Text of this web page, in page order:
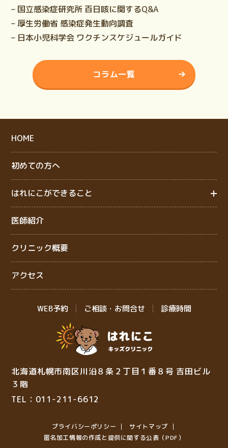
– 国立感染症研究所 百日咳に関するQ&A
– 厚生労働省 感染症発生動向調査
– 日本小児科学会 ワクチンスケジュールガイド
コラム一覧
HOME
初めての方へ
はれにこができること
医師紹介
クリニック概要
アクセス
WEB予約 ご相談・お問合せ 診療時間
北海道札幌市南区川沿８条２丁目１番８号 吉田ビル
３階
TEL：011-211-6612
プライバシーポリシー
サイトマップ
匿名加⼯情報の作成と提供に関する公表（PDF）